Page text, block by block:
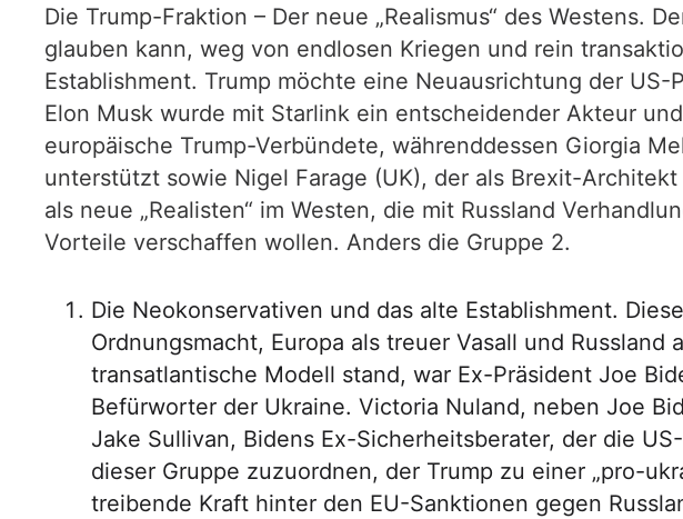
Die Trump-Fraktion – Der neue „Realismus“ des Westens.
glauben kann, weg von endlosen Kriegen und rein
Establishment. Trump möchte eine Neuausrichtung der US-
Elon Musk wurde mit Starlink ein entscheidender Akteur
europäische Trump-Verbündete, währenddessen Giorgia
unterstützt sowie Nigel Farage (UK), der als Brexit-
als neue „Realisten“ im Westen, die mit Russland
Vorteile verschaffen wollen. Anders die Gruppe 2.
Die Neokonservativen und das alte Establishment.
Ordnungsmacht, Europa als treuer Vasall und
transatlantische Modell stand, war Ex-Präsident Joe
Befürworter der Ukraine. Victoria Nuland, neben Joe
Jake Sullivan, Bidens Ex-Sicherheitsberater, der die
dieser Gruppe zuzuordnen, der Trump zu einer „pro-
treibende Kraft hinter den EU-Sanktionen gegen